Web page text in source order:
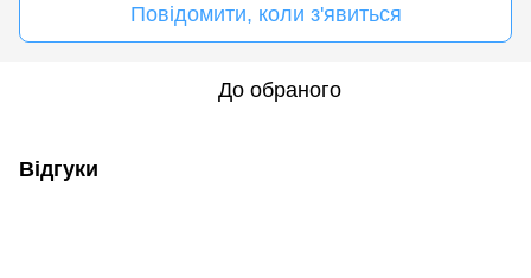
Повідомити, коли з'явиться
До обраного
Відгуки